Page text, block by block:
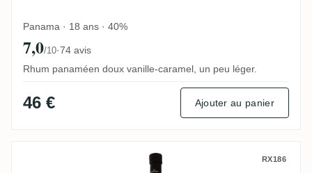
Panama · 18 ans · 40%
7,0/10·74 avis
Rhum panaméen doux vanille-caramel, un peu léger.
46 € Ajouter au panier
Centenario Fundación 25 Años GranRX186